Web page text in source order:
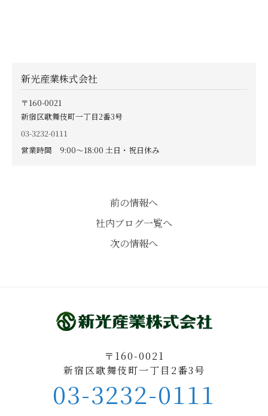
新光産業株式会社
〒160-0021
新宿区歌舞伎町一丁目2番3号
03-3232-0111
営業時間 9:00〜18:00 土日・祝日休み
前の情報へ
社内ブログ一覧へ
次の情報へ
〒160-0021
新宿区歌舞伎町一丁目2番3号
03-3232-0111